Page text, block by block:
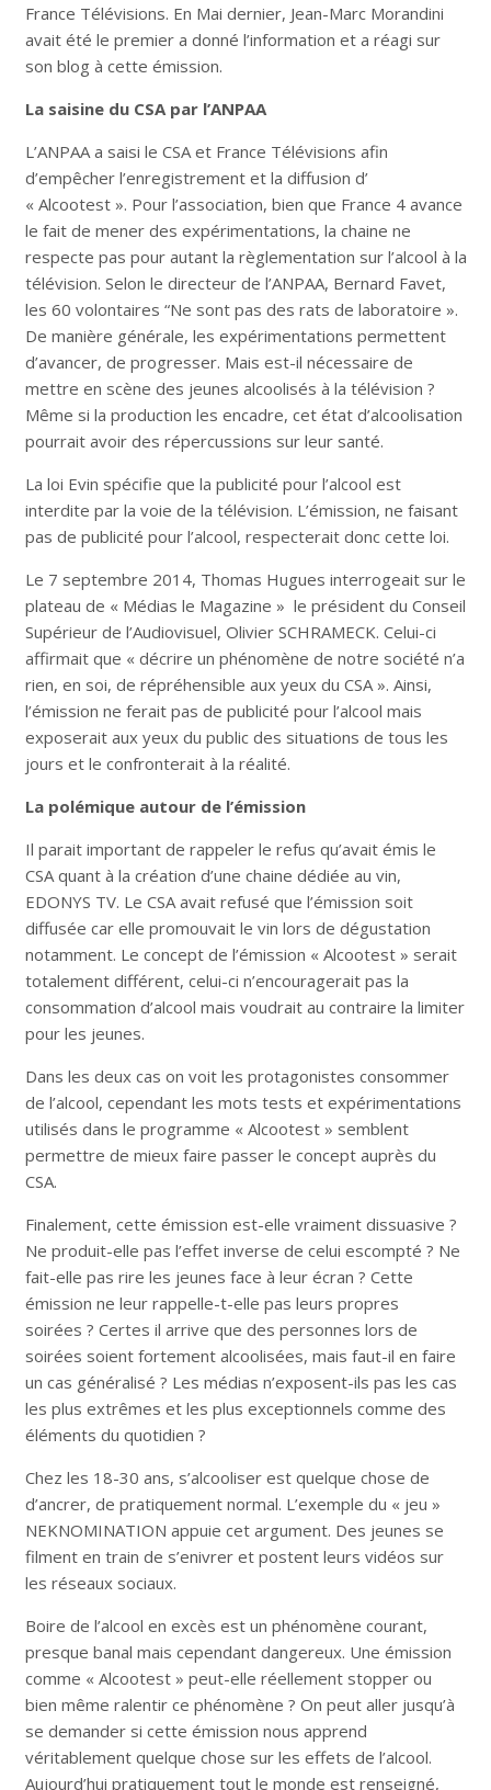
France Télévisions. En Mai dernier, Jean-Marc Morandini
avait été le premier a donné l’information et a réagi sur
son blog à cette émission.
La saisine du CSA par l’ANPAA
L’ANPAA a saisi le CSA et France Télévisions afin
d’empêcher l’enregistrement et la diffusion d’
« Alcootest ». Pour l’association, bien que France 4 avance
le fait de mener des expérimentations, la chaine ne
respecte pas pour autant la règlementation sur l’alcool à la
télévision. Selon le directeur de l’ANPAA, Bernard Favet,
les 60 volontaires “Ne sont pas des rats de laboratoire ».
De manière générale, les expérimentations permettent
d’avancer, de progresser. Mais est-il nécessaire de
mettre en scène des jeunes alcoolisés à la télévision ?
Même si la production les encadre, cet état d’alcoolisation
pourrait avoir des répercussions sur leur santé.
La loi Evin spécifie que la publicité pour l’alcool est
interdite par la voie de la télévision. L’émission, ne faisant
pas de publicité pour l’alcool, respecterait donc cette loi.
Le 7 septembre 2014, Thomas Hugues interrogeait sur le
plateau de « Médias le Magazine » le président du Conseil
Supérieur de l’Audiovisuel, Olivier SCHRAMECK. Celui-ci
affirmait que « décrire un phénomène de notre société n’a
rien, en soi, de répréhensible aux yeux du CSA ». Ainsi,
l’émission ne ferait pas de publicité pour l’alcool mais
exposerait aux yeux du public des situations de tous les
jours et le confronterait à la réalité.
La polémique autour de l’émission
Il parait important de rappeler le refus qu’avait émis le
CSA quant à la création d’une chaine dédiée au vin,
EDONYS TV. Le CSA avait refusé que l’émission soit
diffusée car elle promouvait le vin lors de dégustation
notamment. Le concept de l’émission « Alcootest » serait
totalement différent, celui-ci n’encouragerait pas la
consommation d’alcool mais voudrait au contraire la limiter
pour les jeunes.
Dans les deux cas on voit les protagonistes consommer
de l’alcool, cependant les mots tests et expérimentations
utilisés dans le programme « Alcootest » semblent
permettre de mieux faire passer le concept auprès du
CSA.
Finalement, cette émission est-elle vraiment dissuasive ?
Ne produit-elle pas l’effet inverse de celui escompté ? Ne
fait-elle pas rire les jeunes face à leur écran ? Cette
émission ne leur rappelle-t-elle pas leurs propres
soirées ? Certes il arrive que des personnes lors de
soirées soient fortement alcoolisées, mais faut-il en faire
un cas généralisé ? Les médias n’exposent-ils pas les cas
les plus extrêmes et les plus exceptionnels comme des
éléments du quotidien ?
Chez les 18-30 ans, s’alcooliser est quelque chose de
d’ancrer, de pratiquement normal. L’exemple du « jeu »
NEKNOMINATION appuie cet argument. Des jeunes se
filment en train de s’enivrer et postent leurs vidéos sur
les réseaux sociaux.
Boire de l’alcool en excès est un phénomène courant,
presque banal mais cependant dangereux. Une émission
comme « Alcootest » peut-elle réellement stopper ou
bien même ralentir ce phénomène ? On peut aller jusqu’à
se demander si cette émission nous apprend
véritablement quelque chose sur les effets de l’alcool.
Aujourd’hui pratiquement tout le monde est renseigné,